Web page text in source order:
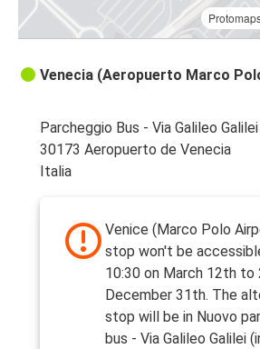
Bolzano
Cortina d'Ampezzo
Trento
Aeropuerto de Venecia
Bolonia
Aeropuerto de Venecia
Venecia (Aeropuerto Marco
Parcheggio Bus - Via Galileo Galilei
30173 Aeropuerto de Venecia
Italia
Venice (Marco Polo
stop won't be
10:30 on March 12th to
December 31th. The
stop will be in Nuovo
bus - Via Galileo Galilei